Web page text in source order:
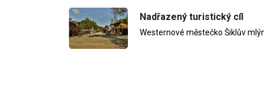
Nadřazený turistický cíl
Westernové městečko Šiklův